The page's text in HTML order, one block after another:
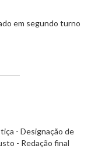
em segundo turno
- Designação de
- Redação final